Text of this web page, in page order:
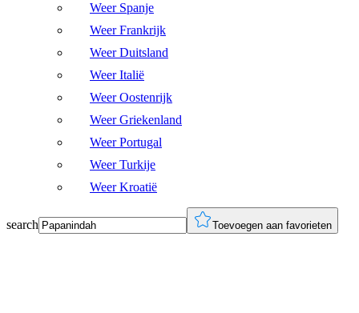
Weer Spanje
Weer Frankrijk
Weer Duitsland
Weer Italië
Weer Oostenrijk
Weer Griekenland
Weer Portugal
Weer Turkije
Weer Kroatië
search Toevoegen aan favorieten